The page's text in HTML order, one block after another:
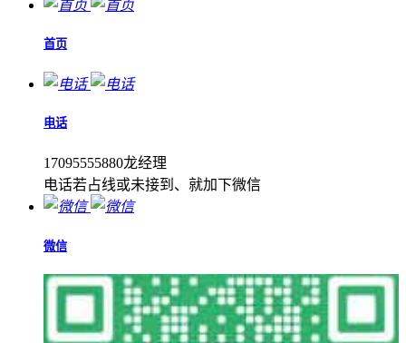
首页
电话
17095555880龙经理
电话若占线或未接到、就加下微信
微信